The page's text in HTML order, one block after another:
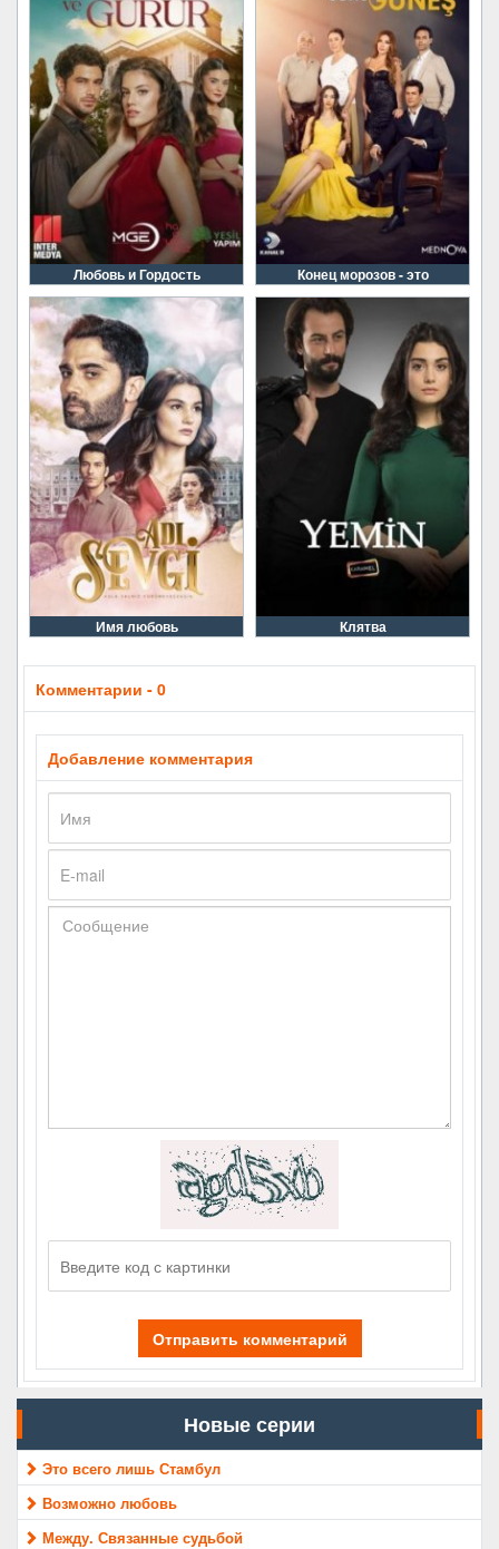
Любовь и Гордость Конец морозов - это
Имя любовь Клятва
Комментарии - 0
Добавление комментария
Отправить комментарий
Новые серии
Это всего лишь Стамбул
Возможно любовь
Между. Связанные судьбой